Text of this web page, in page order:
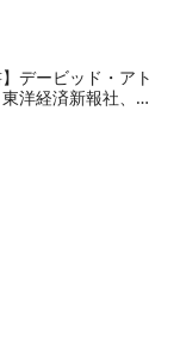
デービッド・アト
洋経済新報社、